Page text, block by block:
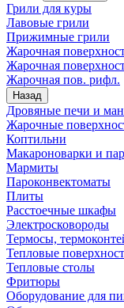
Грили для куры
Лавовые грили
Прижимные грили
Жарочная
Жарочная
Жарочная пов. рифл.
Назад
Дровяные печи и
Жарочные
Коптильни
Макароноварки и
Мармиты
Пароконвектоматы
Плиты
Расстоечные шкафы
Электросковороды
Термосы,
Тепловые
Тепловые столы
Фритюры
Оборудование для